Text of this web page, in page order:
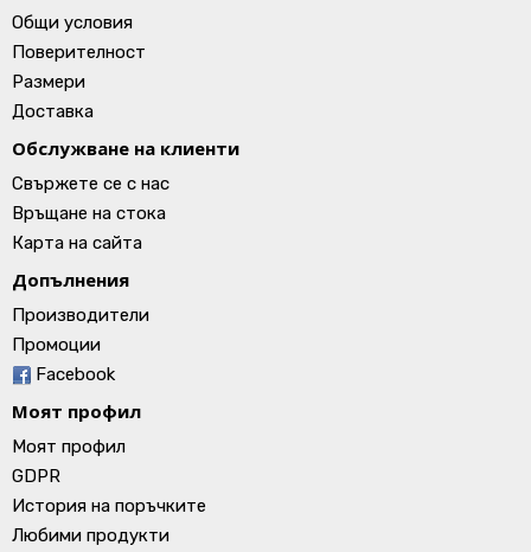
Общи условия
Поверителност
Размери
Доставка
Обслужване на клиенти
Свържете се с нас
Връщане на стока
Карта на сайта
Допълнения
Производители
Промоции
Facebook
Моят профил
Моят профил
GDPR
История на поръчките
Любими продукти